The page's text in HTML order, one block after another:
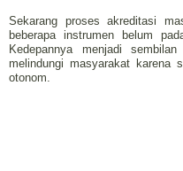
Sekarang proses akreditasi
beberapa instrumen belum
Kedepannya menjadi
melindungi masyarakat karena
otonom.